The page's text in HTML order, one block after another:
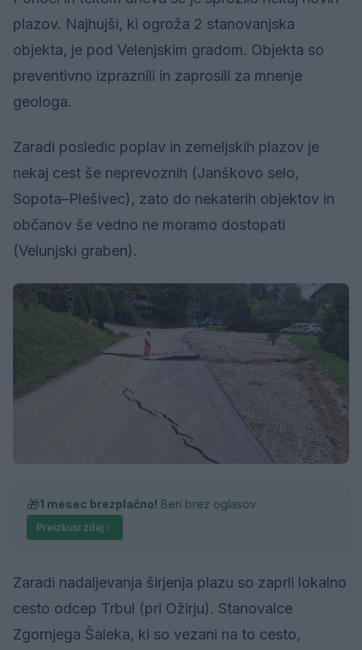
plazov. Najhujši, ki ogroža 2 stanovanjska
objekta, je pod Velenjskim gradom. Objekta so
preventivno izpraznili in zaprosili za mnenje
geologa.
Zaradi posledic poplav in zemeljskih plazov je
nekaj cest še neprevoznih (Janškovo selo,
Sopota–Plešivec), zato do nekaterih objektov in
občanov še vedno ne moramo dostopati
(Velunjski graben).
🎁1 mesec brezplačno! Beri brez oglasov
Preizkusi zdaj
Zaradi nadaljevanja širjenja plazu so zaprli lokalno
cesto odcep Trbul (pri Ožirju). Stanovalce
Zgornjega Šaleka, ki so vezani na to cesto,